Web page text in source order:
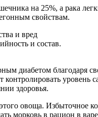
на 25%, а рака
свойствам.
диабетом благодаря
уровень
здоровья.
овоща. Избыточное
морковь в рацион в